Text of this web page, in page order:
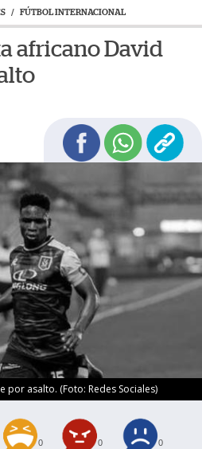
/ FÚTBOL INTERNACIONAL
africano David
por asalto. (Foto: Redes Sociales)
0 0 0